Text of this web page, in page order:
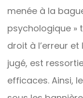
menée à la
psychologique »
droit à l’erreur et
jugé, est
efficaces. Ainsi,